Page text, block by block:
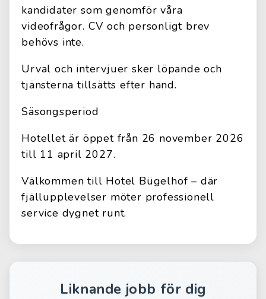
kandidater som genomför våra
videofrågor. CV och personligt brev
behövs inte.
Urval och intervjuer sker löpande och
tjänsterna tillsätts efter hand.
Säsongsperiod
Hotellet är öppet från 26 november 2026
till 11 april 2027.
Välkommen till Hotel Bügelhof – där
fjällupplevelser möter professionell
service dygnet runt.
Liknande jobb för dig